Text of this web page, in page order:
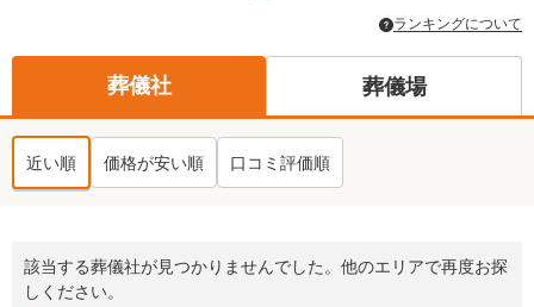
報も掲載しています。24時間の相談受付で深夜・早朝でも対応可能
です。
ランキングについて
葬儀社 葬儀場
近い順 価格が安い順 口コミ評価順
該当する葬儀社が見つかりませんでした。他のエリアで再度お探
しください。